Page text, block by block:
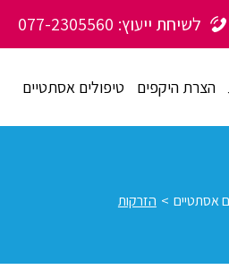
לשיחת ייעוץ: 077-2305560
הצרת היקפים טיפולים אסתטיים
אסתטיים > הזרקות